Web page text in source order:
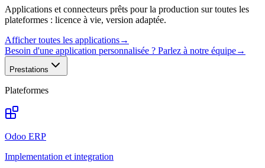
Applications et connecteurs prêts pour la production sur toutes les
plateformes : licence à vie, version adaptée.
Afficher toutes les applications→
Besoin d'une application personnalisée ? Parlez à notre équipe→
Prestations
Plateformes
Odoo ERP
Implementation et integration